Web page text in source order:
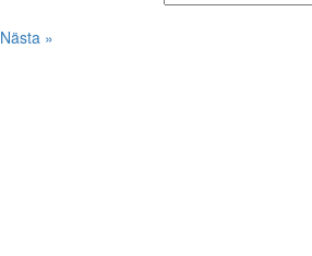
Nästa »